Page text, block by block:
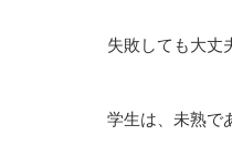
失敗しても大丈
学生は、未熟で